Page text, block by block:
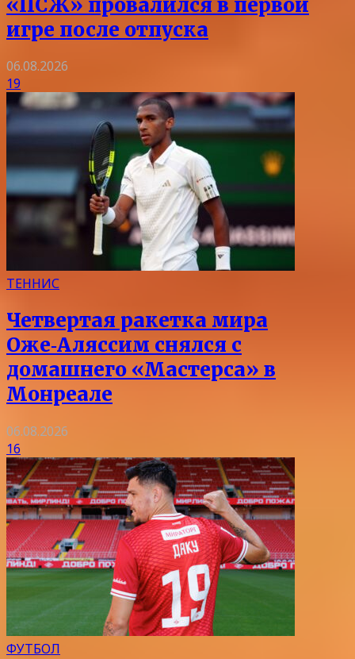
игре после отпуска
06.08.2026
19
ТЕННИС
Четвертая ракетка мира
Оже‑Аляссим снялся с
домашнего «Мастерса» в
Монреале
06.08.2026
16
ФУТБОЛ